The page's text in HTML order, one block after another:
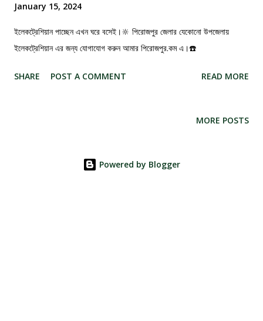
January 15, 2024
ইলেকট্রেশিয়ান পাচ্ছেন এখন ঘরে বসেই।🔆 পিরোজপুর জেলার যেকোনো উপজেলায়
ইলেকট্রেশিয়ান এর জন্য যোগাযোগ করুন আমার পিরোজপুর.কম এ।☎️
SHARE POST A COMMENT READ MORE
MORE POSTS
Powered by Blogger